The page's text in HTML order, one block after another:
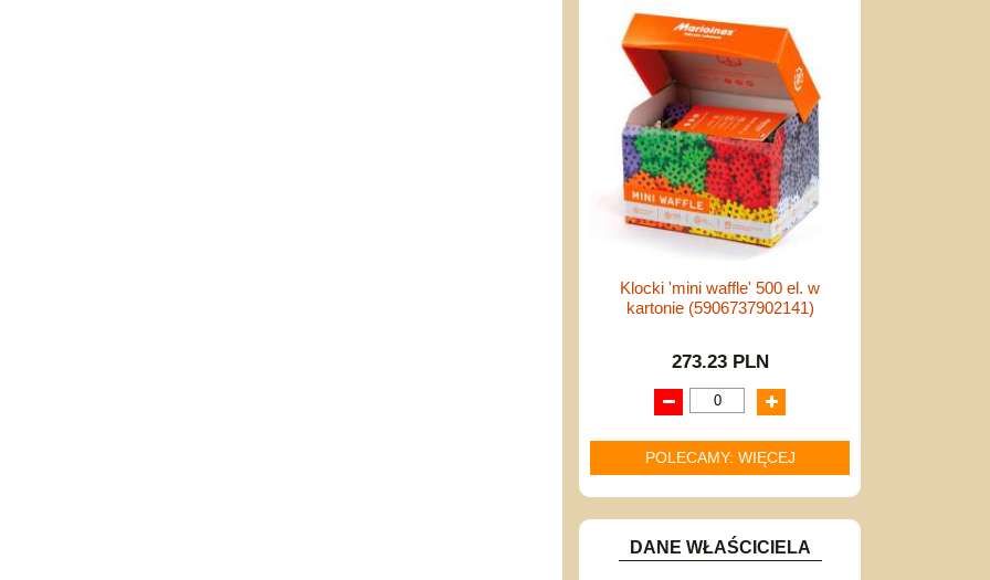
Klocki 'mini waffle' 500 el. w
kartonie (5906737902141)
273.23 PLN
POLECAMY: WIĘCEJ
DANE WŁAŚCICIELA